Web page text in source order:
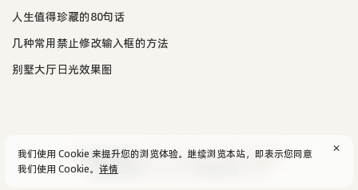
人生值得珍藏的80句话
几种常用禁止修改输入框的方法
别墅大厅日光效果图
© 2004-2026aijun's blog/SiteMap.隐私政策
Powered by:
✕
我们使用 Cookie 来提升您的浏览体验。继续浏览本站，即表示您同意
我们使用 Cookie。 详情